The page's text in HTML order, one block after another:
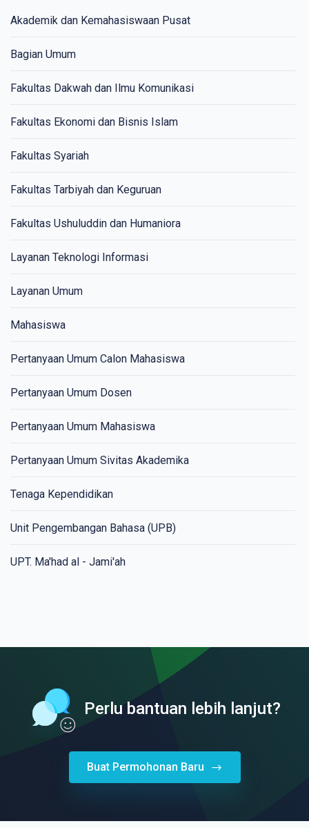
Akademik dan Kemahasiswaan Pusat
Bagian Umum
Fakultas Dakwah dan Ilmu Komunikasi
Fakultas Ekonomi dan Bisnis Islam
Fakultas Syariah
Fakultas Tarbiyah dan Keguruan
Fakultas Ushuluddin dan Humaniora
Layanan Teknologi Informasi
Layanan Umum
Mahasiswa
Pertanyaan Umum Calon Mahasiswa
Pertanyaan Umum Dosen
Pertanyaan Umum Mahasiswa
Pertanyaan Umum Sivitas Akademika
Tenaga Kependidikan
Unit Pengembangan Bahasa (UPB)
UPT. Ma'had al - Jami'ah
Perlu bantuan lebih lanjut?
Buat Permohonan Baru